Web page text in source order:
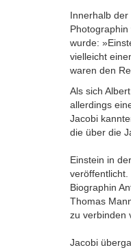
Innerhalb
wurde:
vielleicht
waren den
Als sich
allerdings
Jacobi
die über die
Einstein in
Biographin
Thomas
zu verbinden
Jacobi